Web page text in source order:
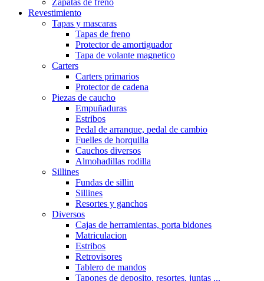
Zapatas de freno
Revestimiento
Tapas y mascaras
Tapas de freno
Protector de amortiguador
Tapa de volante magnetico
Carters
Carters primarios
Protector de cadena
Piezas de caucho
Empuñaduras
Estribos
Pedal de arranque, pedal de cambio
Fuelles de horquilla
Cauchos diversos
Almohadillas rodilla
Sillines
Fundas de sillin
Sillines
Resortes y ganchos
Diversos
Cajas de herramientas, porta bidones
Matriculacion
Estribos
Retrovisores
Tablero de mandos
Tapones de deposito, resortes, juntas ...